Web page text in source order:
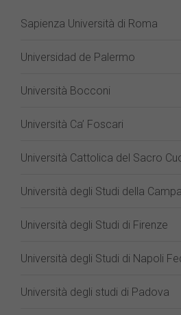
Sapienza Università di Roma
Universidad de Palermo
Università Bocconi
Università Ca’ Foscari
Università Cattolica del Sacro
Università degli Studi della
Università degli Studi di Firenze
Università degli Studi di Napoli
Università degli studi di Padova